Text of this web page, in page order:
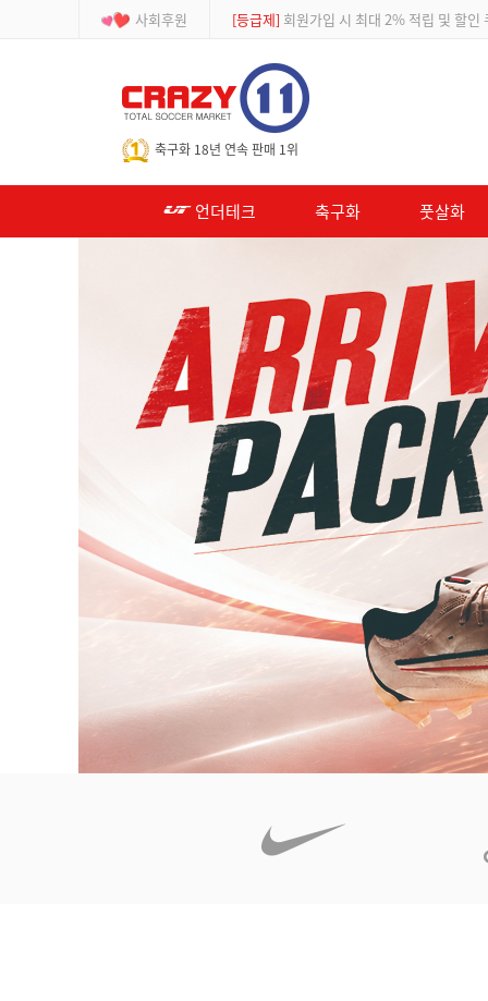
사회후원 [등급제] 회원가입 시 최대 2% 적립 및 할인
축구화 18년 연속 판매 1위
언더테크 축구화 풋살화